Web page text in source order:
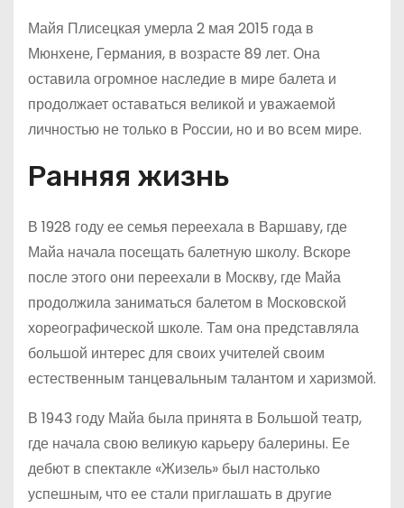
Майя Плисецкая умерла 2 мая 2015 года в
Мюнхене, Германия, в возрасте 89 лет. Она
оставила огромное наследие в мире балета и
продолжает оставаться великой и уважаемой
личностью не только в России, но и во всем мире.
Ранняя жизнь
В 1928 году ее семья переехала в Варшаву, где
Майа начала посещать балетную школу. Вскоре
после этого они переехали в Москву, где Майа
продолжила заниматься балетом в Московской
хореографической школе. Там она представляла
большой интерес для своих учителей своим
естественным танцевальным талантом и харизмой.
В 1943 году Майа была принята в Большой театр,
где начала свою великую карьеру балерины. Ее
дебют в спектакле «Жизель» был настолько
успешным, что ее стали приглашать в другие